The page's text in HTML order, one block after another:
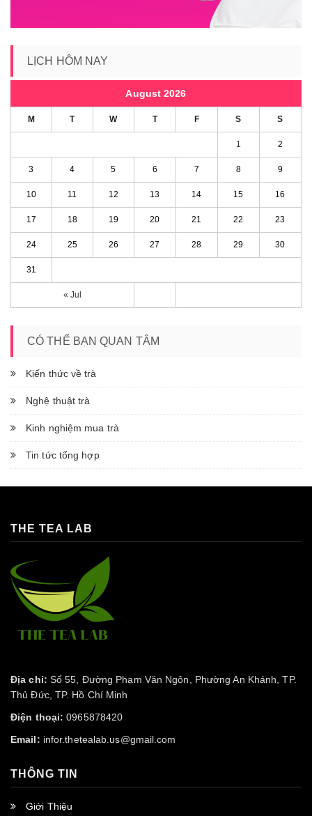
LỊCH HÔM NAY
August 2026
M T W T F S S
« Jul
1 2
3 4 5 6 7 8 9
10 11 12 13 14 15 16
17 18 19 20 21 22 23
24 25 26 27 28 29 30
31
CÓ THỂ BẠN QUAN TÂM
Kiến thức về trà
Nghệ thuật trà
Kinh nghiệm mua trà
Tin tức tổng hợp
THE TEA LAB
Địa chỉ: Số 55, Đường Phạm Văn Ngôn, Phường An Khánh, TP.
Thủ Đức, TP. Hồ Chí Minh
Điện thoại: 0965878420
Email: infor.thetealab.us@gmail.com
THÔNG TIN
Giới Thiệu